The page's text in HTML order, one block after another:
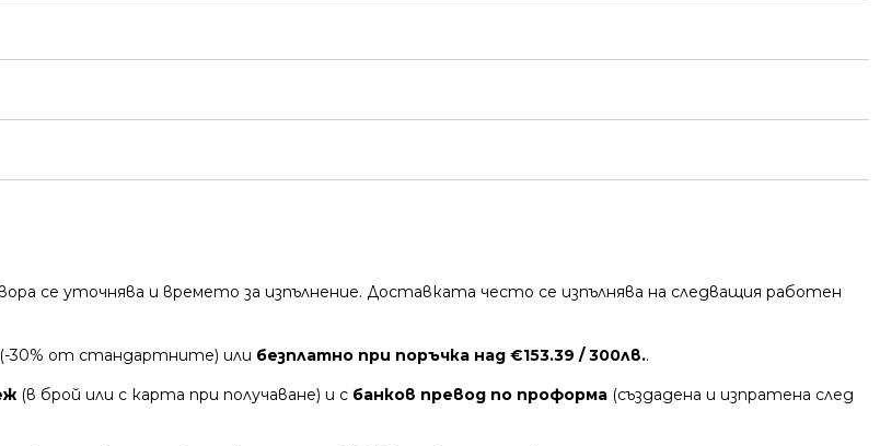
се уточнява и времето за изпълнение. Доставката често се изпълнява на следващия работен
30% от стандартните) или безплатно при поръчка над €153.39 / 300лв..
(в брой или с карта при получаване) и с банков превод по проформа (създадена и изпратена след